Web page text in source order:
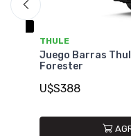
THULE
Juego Barras
Forester
U$S388